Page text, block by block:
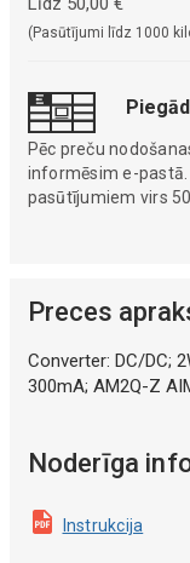
(Pasūtījumi līdz 1000
Pēc preču
informēsim e-
pasūtījumiem virs 50
Preces
Converter: DC/DC;
300mA; AM2Q-Z
Noderīga
Instrukcija